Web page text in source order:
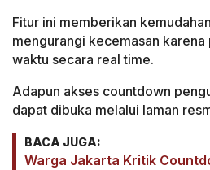
Fitur ini memberikan
mengurangi kecemasan
waktu secara real time.
Adapun akses countdown
dapat dibuka melalui laman
BACA JUGA:
Warga Jakarta Kritik